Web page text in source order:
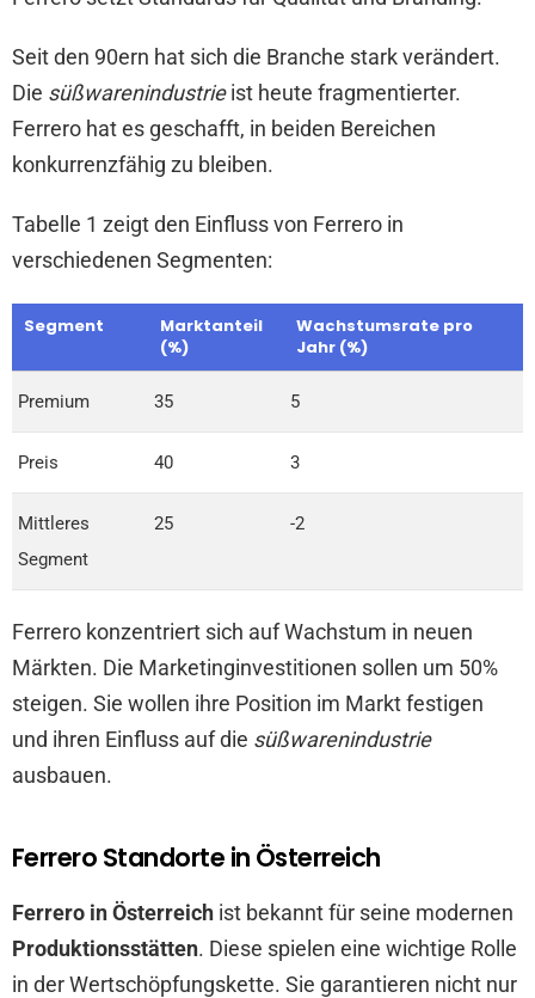
Seit den 90ern hat sich die Branche stark verändert.
Die süßwarenindustrieist heute fragmentierter.
Ferrero hat es geschafft, in beiden Bereichen
konkurrenzfähig zu bleiben.
Tabelle 1 zeigt den Einfluss von Ferrero in
verschiedenen Segmenten:
Segment
Marktanteil
(%)
Wachstumsrate pro
Jahr (%)
Premium 35 5
Preis 40 3
Mittleres
Segment
25 -2
Ferrero konzentriert sich auf Wachstum in neuen
Märkten. Die Marketinginvestitionen sollen um 50%
steigen. Sie wollen ihre Position im Markt festigen
und ihren Einfluss auf die süßwarenindustrie
ausbauen.
Ferrero Standorte in Österreich
Ferrero in Österreich ist bekannt für seine modernen
Produktionsstätten. Diese spielen eine wichtige Rolle
in der Wertschöpfungskette. Sie garantieren nicht nur